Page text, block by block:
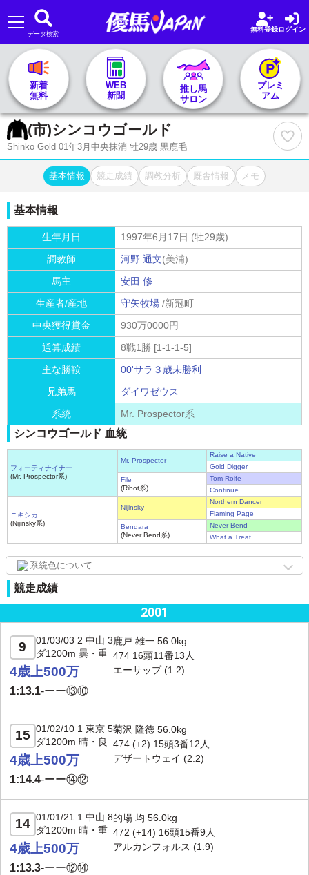
🏇 推し馬サロンTOP
レース一覧
記者&予想家
プラン案内
データ検索
無料登録ログイン
新着
無料
WEB
新聞
推し馬
サロン
プレミ
アム
(市)シンコウゴールド
Shinko Gold 01年3月中央抹消 牡29歳 黒鹿毛
基本情報 競走成績 調教分析 厩舎情報 メモ
基本情報
生年月日
1997年6月17日 (牡29歳)
調教師
河野 通文(美浦)
馬主
安田 修
生産者/産地
守矢牧場 /新冠町
中央獲得賞金
930万0000円
通算成績
8戦1勝 [1-1-1-5]
主な勝鞍
00'サラ３歳未勝利
兄弟馬
ダイワゼウス
系統
Mr. Prospector系
シンコウゴールド 血統
フォーティナイナー
(Mr. Prospector系)
Mr. Prospector
Raise a Native
Gold Digger
File
(Ribot系)
Tom Rolfe
Continue
ニキシカ
(Nijinsky系)
Nijinsky
Northern Dancer
Flaming Page
Bendara
(Never Bend系)
Never Bend
What a Treat
系統色について
競走成績
2001
9
01/03/03 2 中山 3
ダ1200m 曇・重
4歳上500万
1:13.1-ーー⑬⑩
鹿戸 雄一 56.0kg
474 16頭11番13人
エーサップ(1.2)
15
01/02/10 1 東京 5
ダ1200m 晴・良
4歳上500万
1:14.4-ーー⑭⑫
菊沢 隆徳 56.0kg
474 (+2) 15頭3番12人
デザートウェイ (2.2)
14 01/01/21 1 中山 8
ダ1200m 晴・重
4歳上500万
1:13.3-ーー⑫⑭
的場 均 56.0kg
472 (+14) 16頭15番9人
アルカンフォルス (1.9)